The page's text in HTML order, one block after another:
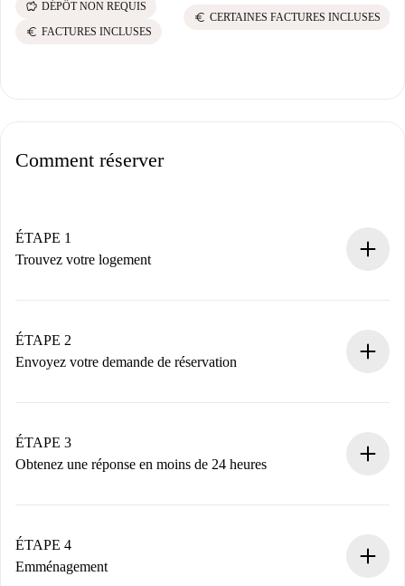
savings DÉPÔT NON REQUIS
euro FACTURES INCLUSES
euro CERTAINES FACTURES INCLUSES
Comment réserver
ÉTAPE 1
Trouvez votre logement
Vous disposez à l’avance de toutes les informations
nécessaires.
ÉTAPE 2
Envoyez votre demande de réservation
Nous ne vous facturerons rien tant que le propriétaire
n’aura pas accepté.
ÉTAPE 3
Obtenez une réponse en moins de 24 heures
contact avec le propriétaire.
Si refusé : aucun prélèvement et nous vous proposerons
ÉTAPE 4
Emménagement